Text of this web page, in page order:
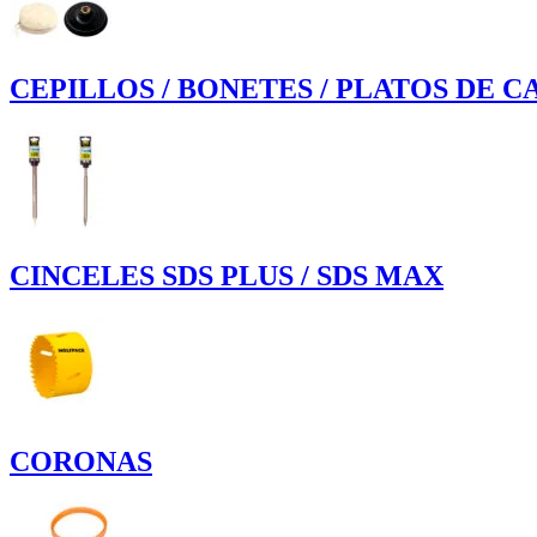
CEPILLOS / BONETES / PLATOS DE
CINCELES SDS PLUS / SDS MAX
CORONAS